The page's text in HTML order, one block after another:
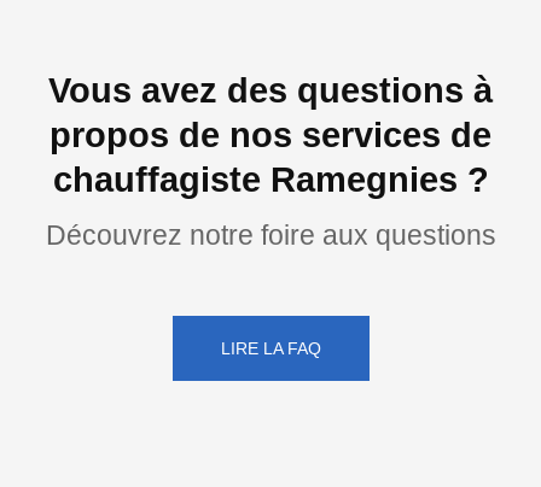
Vous avez des questions à
propos de nos services de
chauffagiste Ramegnies ?
Découvrez notre foire aux questions
LIRE LA FAQ